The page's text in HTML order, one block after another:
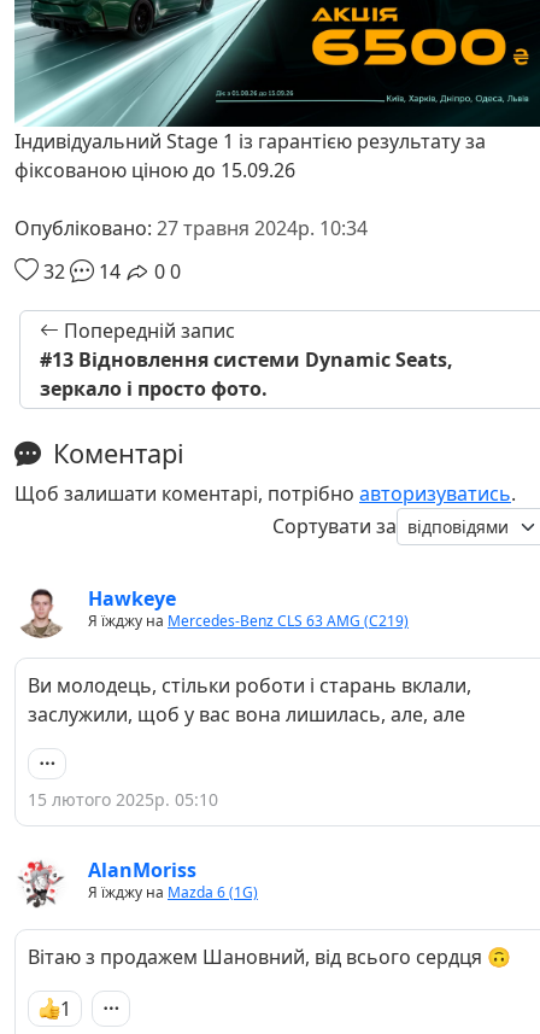
Індивідуальний Stage 1 із гарантією результату за
фіксованою ціною до 15.09.26
Опубліковано: 27 травня 2024р. 10:34
32
14 00
Попередній запис
#13 Відновлення системи Dynamic Seats,
зеркало і просто фото.
Коментарі
Щоб залишати коментарі, потрібно авторизуватись.
Сортувати за
Hawkeye
Я їжджу на Mercedes-Benz CLS 63 AMG (C219)
Ви молодець, стільки роботи і старань вклали,
заслужили, щоб у вас вона лишилась, але, але
15 лютого 2025р. 05:10
AlanMoriss
Я їжджу на Mazda 6 (1G)
Вітаю з продажем Шановний, від всього сердця 🙃
1